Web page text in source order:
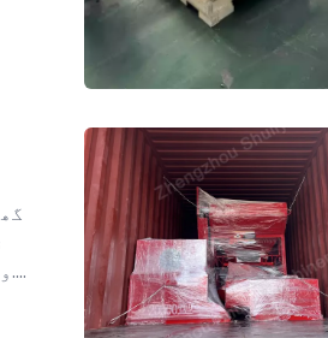
والی مونگ پھلی کے چھلکے نکالنے والی یونٹ میں سرمایہ کاری کی ہے....